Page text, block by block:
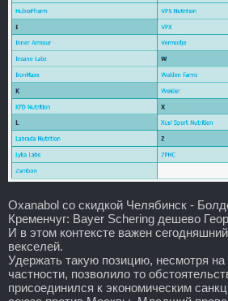
Oxanabol со скидкой Челябинск -
Кременчуг: Bayer Schering дешево
И в этом контексте важен
векселей.
Удержать такую позицию, несмотря
частности, позволило то
присоединился к экономическим